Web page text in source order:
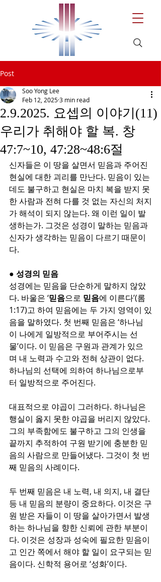
Post
2.9.2025. 요셉의 이야기(11)
우리가 취해야 할 복. 창
47:7~10, 47:28~48:6절
Soo Yong Lee
Feb 12, 20253 min read
신자들은 이 땅을 살면서 믿음과 주어진
현실에 대한 괴리를 만난다. 믿음이 있는
데도 불구하고 현실은 마치 복을 받지 못
한 사람과 전혀 다를 것 없는 자신의 처지
가 해석이 되지 않는다. 왜 이런 일이 발
생하는가. 그것은 성경이 말하는 믿음과
신자가 생각하는 믿음이 다르기 때문이
다.
● 성경의 믿음
성경에는 믿음을 단순하게 말하지 않았
다. 바울은 ‘믿음으로 믿음에 이른다’(롬
1:17)고 하여 믿음에는 두 가지 영역이 있
음을 말하였다. 첫 번째 믿음은 ‘하나님
이 나에게 일방적으로 부어주시는 선
물’이다. 이 믿음은 구원과 관계가 있으
며 내 노력과 수고와 전혀 상관이 없다.
하나님의 선택에 의하여 하나님으로부
터 일방적으로 주어진다.
대표적으로 야곱이 그러하다. 하나님은
행실이 옳지 못한 야곱을 버리지 않았다.
그의 부족함에도 불구하고 그의 인생을
끝까지 추적하여 구원 받기에 충분한 믿
음의 사람으로 만들어냈다. 그것이 첫 번
째 믿음의 사례이다.
두 번째 믿음은 내 노력, 내 의지, 내 결단
등 내 믿음의 분량이 중요하다. 이것은 구
원 받은 자들이 이 땅을 살아가면서 발생
하는 하나님을 향한 신뢰에 관한 부분이
다. 이것은 성장과 성숙에 필요한 믿음이
고 인간 쪽에서 해야 할 일이 요구되는 믿
음이다. 신학적 용어로 ‘성화’이다.